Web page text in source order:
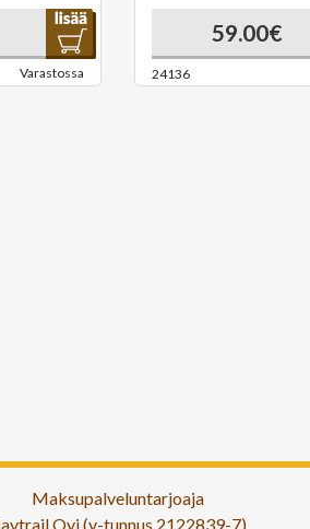
Varastossa
59.00€
24136
Maksupalveluntarjoaja
Oyj (y-tunnus 2122839-7)